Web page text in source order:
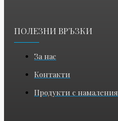
ПОЛЕЗНИ ВРЪЗКИ
За нас
Контакти
Продукти с намаления